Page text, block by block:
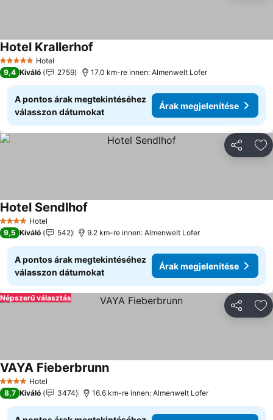
5 KategóriaHotel
Hotel Krallerhof
9,4 Kiváló 2759 17.0 km-re innen: Almenwelt Lofer
A pontos árak megtekintéséhez
válasszon dátumokat
Árak megjelenítése
4 KategóriaHotel
Hotel Sendlhof
9,5 Kiváló 542 9.2 km-re innen: Almenwelt Lofer
A pontos árak megtekintéséhez
válasszon dátumokat
Árak megjelenítése
Népszerű választás
4 KategóriaHotel
VAYA Fieberbrunn
8,7 Kiváló 3474 16.6 km-re innen: Almenwelt Lofer